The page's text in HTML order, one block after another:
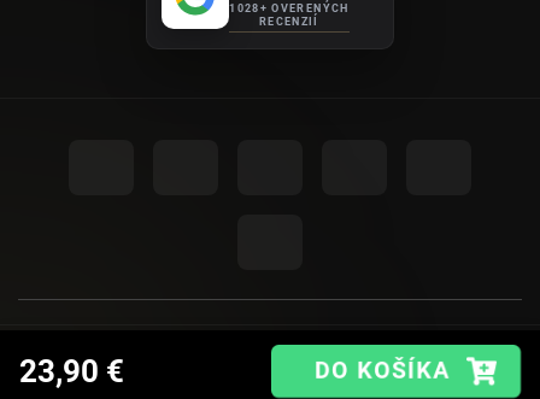
1028+ OVERENÝCH
RECENZIÍ
VYTVORIL SHOPTET PREMIUM
UPRAVIŤ NASTAVENIE COOKIES
23,90 €